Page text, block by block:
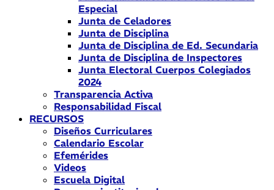
Especial
Junta de Celadores
Junta de Disciplina
Junta de Disciplina de Ed. Secundaria
Junta de Disciplina de Inspectores
Junta Electoral Cuerpos Colegiados
2024
Transparencia Activa
Responsabilidad Fiscal
RECURSOS
Diseños Curriculares
Calendario Escolar
Efemérides
Videos
Escuela Digital